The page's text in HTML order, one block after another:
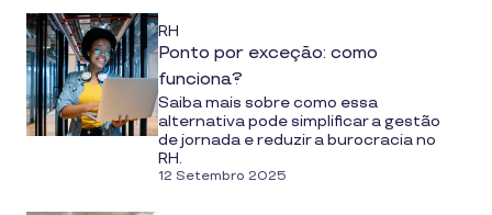
RH
Ponto por exceção: como
funciona?
Saiba mais sobre como essa
alternativa pode simplificar a gestão
de jornada e reduzir a burocracia no
RH.
12 Setembro 2025